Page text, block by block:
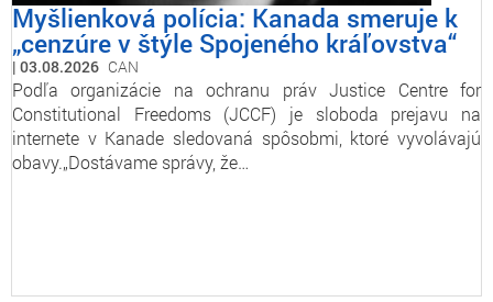
Myšlienková polícia: Kanada smeruje k
„cenzúre v štýle Spojeného kráľovstva“
03.08.2026 CAN
Podľa organizácie na ochranu práv Justice Centre for
Constitutional Freedoms (JCCF) je sloboda prejavu na
internete v Kanade sledovaná spôsobmi, ktoré vyvolávajú
obavy.„Dostávame správy, že…